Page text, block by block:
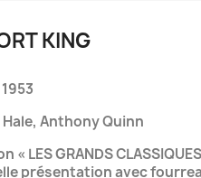
KING
Anthony Quinn
LES GRANDS
présentation avec